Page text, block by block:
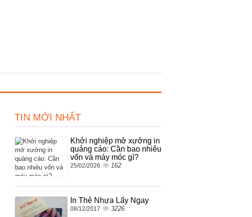
TIN MỚI NHẤT
Khởi nghiệp mở xưởng in
quảng cáo: Cần bao nhiêu
vốn và máy móc gì?
25/02/2026 162
In Thẻ Nhựa Lấy Ngay
08/12/2017 3226